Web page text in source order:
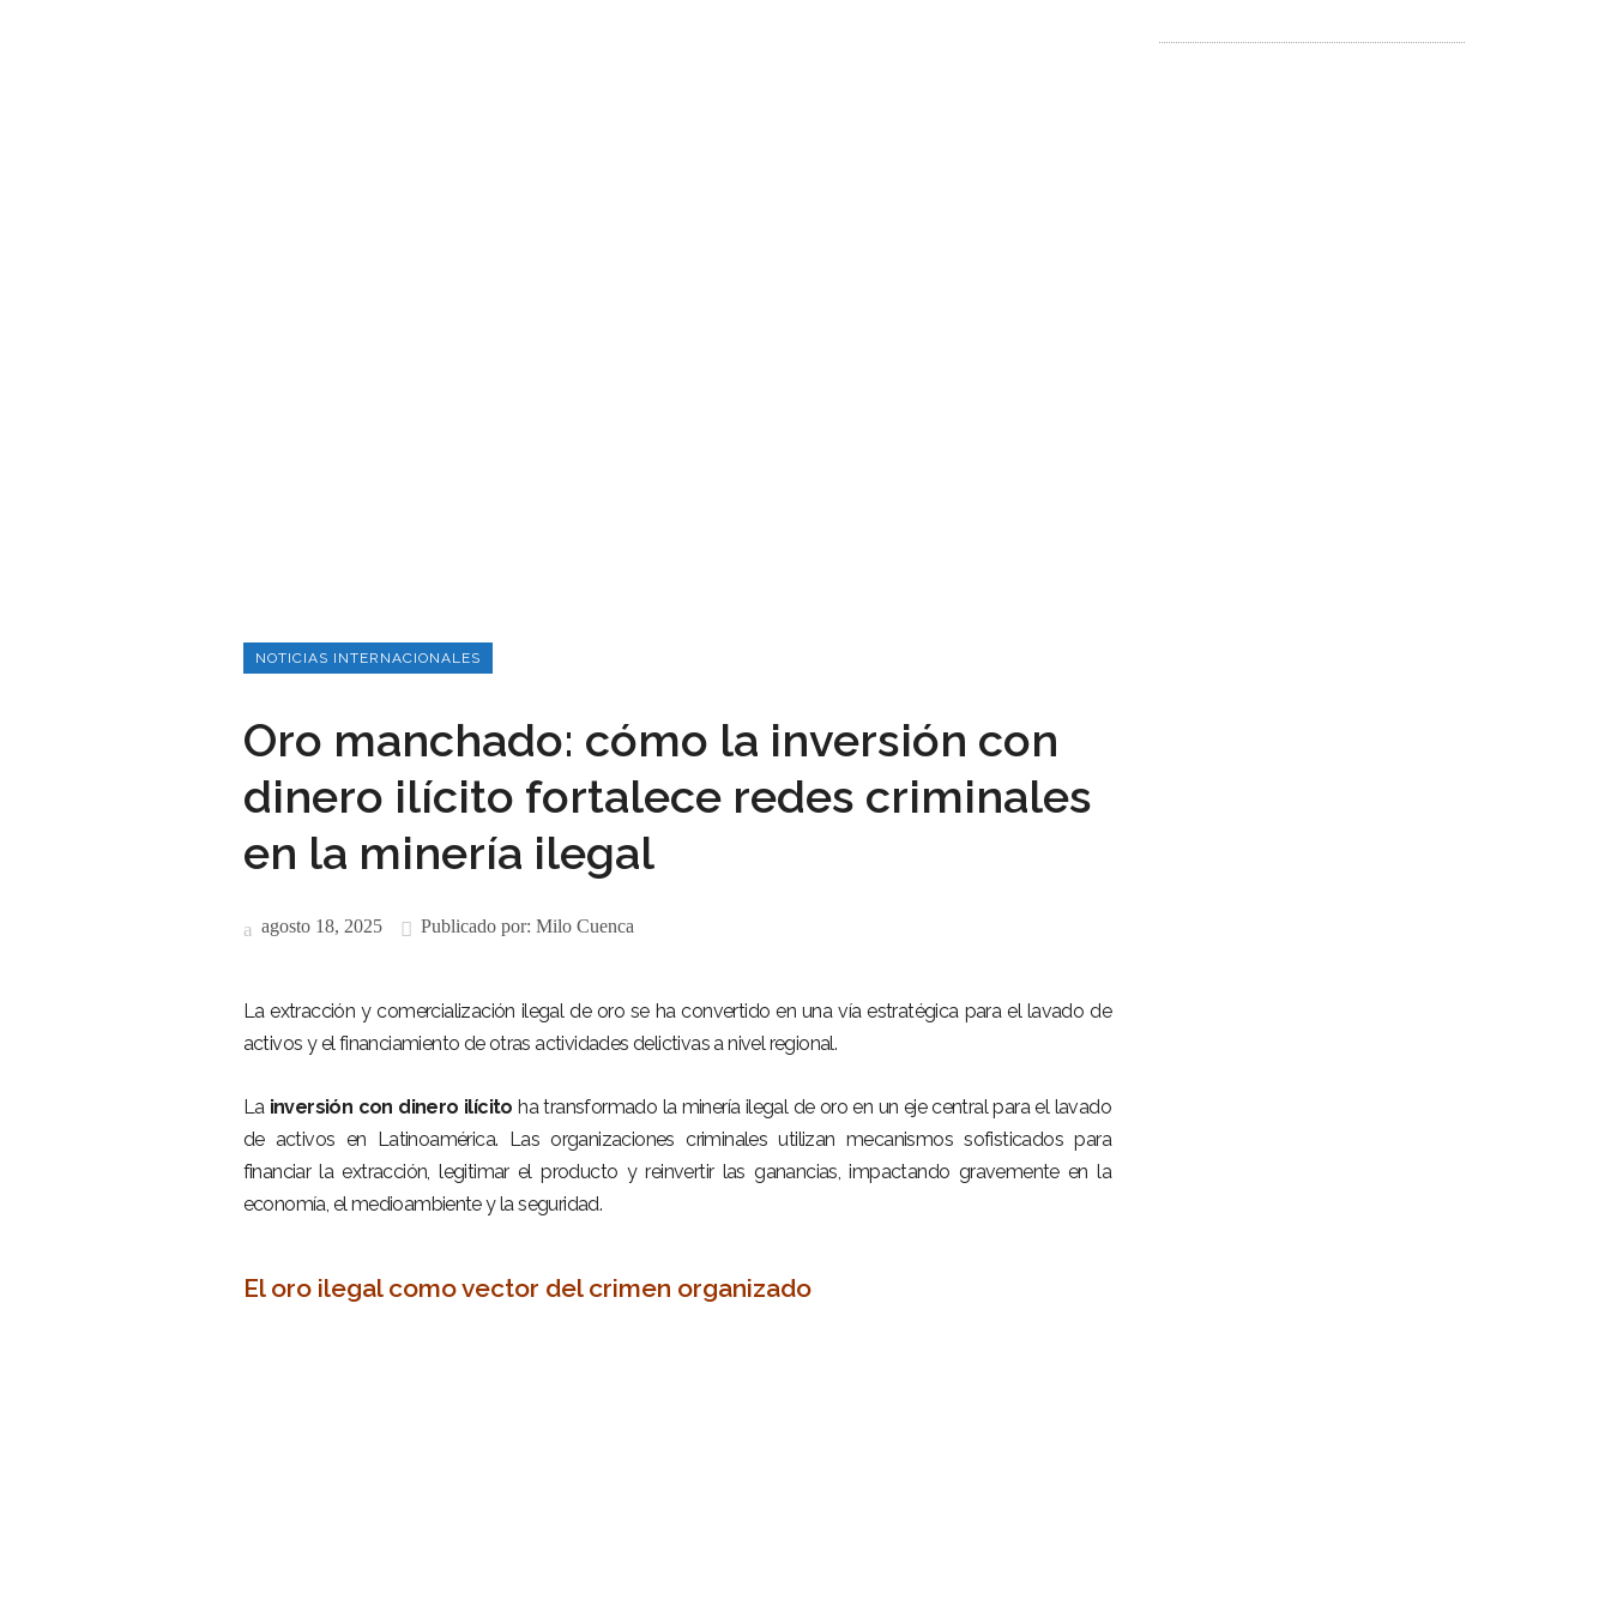
NOTICIAS INTERNACIONALES
Oro manchado: cómo la inversión con
dinero ilícito fortalece redes criminales
en la minería ilegal
agosto 18, 2025 Publicado por: Milo Cuenca
La extracción y comercialización ilegal de oro se ha convertido en una vía estratégica para el lavado de
activos y el financiamiento de otras actividades delictivas a nivel regional.
La inversión con dinero ilícito ha transformado la minería ilegal de oro en un eje central para el lavado
de activos en Latinoamérica. Las organizaciones criminales utilizan mecanismos sofisticados para
financiar la extracción, legitimar el producto y reinvertir las ganancias, impactando gravemente en la
economía, el medioambiente y la seguridad.
El oro ilegal como vector del crimen organizado